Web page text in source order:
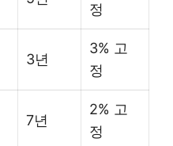
정
3년
3% 고
정
7년
2% 고
정